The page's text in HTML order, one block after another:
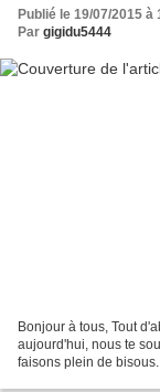
Publié le 19/07/2015 à
Par gigidu5444
Bonjour à tous, Tout
aujourd'hui, nous te
faisons plein de